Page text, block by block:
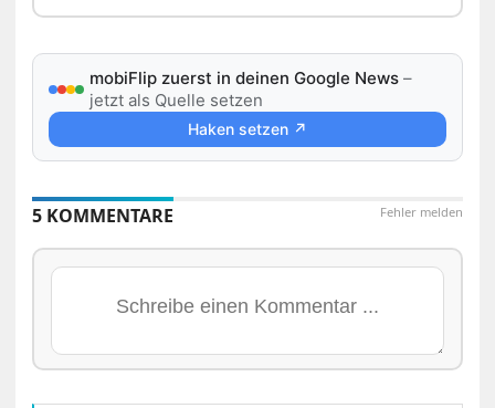
mobiFlip zuerst in deinen Google News –
jetzt als Quelle setzen
Haken setzen ↗
Fehler melden
5 KOMMENTARE